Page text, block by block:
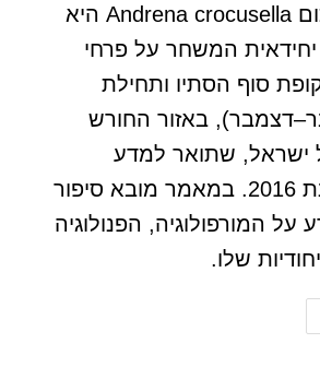
אנדרנת הכרכום Andrena crocusella היא
יחידאית המשחר על פרחי
סוף הסתיו ותחילת
באזור החורש
ישראל, שתואר למדע
לראשונה בשנת 2016. במאמר מובא סיפור
על המורפולוגיה, הפנולוגיה
שלו.